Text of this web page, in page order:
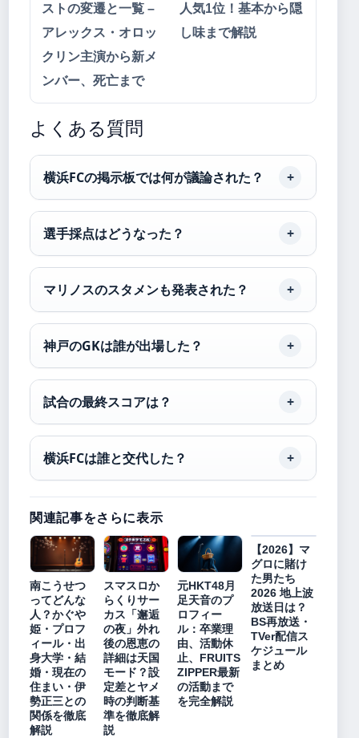
ストの変遷と一覧 –
アレックス・オロッ
クリン主演から新メ
ンバー、死亡まで
人気1位！基本から隠
し味まで解説
よくある質問
横浜FCの掲示板では何が議論された？
選手採点はどうなった？
マリノスのスタメンも発表された？
神戸のGKは誰が出場した？
試合の最終スコアは？
横浜FCは誰と交代した？
関連記事をさらに表示
南こうせつ
ってどんな
人？かぐや
姫・プロフ
ィール・出
身大学・結
婚・現在の
住まい・伊
勢正三との
関係を徹底
解説
スマスロか
らくりサー
カス「邂逅
の夜」外れ
後の恩恵の
詳細は天国
モード？設
定差とヤメ
時の判断基
準を徹底解
説
元HKT48月
足天音のプ
ロフィー
ル：卒業理
由、活動休
止、FRUITS
ZIPPER最新
の活動まで
を完全解説
【2026】マ
グロに賭け
た男たち
2026 地上波
放送日は？
BS再放送・
TVer配信ス
ケジュール
まとめ